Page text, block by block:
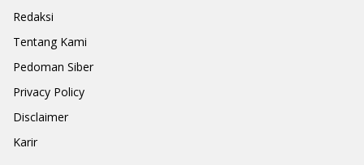
Redaksi
Tentang Kami
Pedoman Siber
Privacy Policy
Disclaimer
Karir